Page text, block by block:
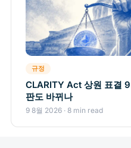
규정
CLARITY Act 상원 표결
판도 바뀌나
9 8월 2026 · 8 min read